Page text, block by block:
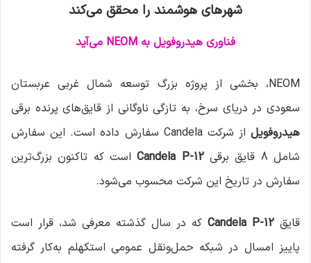
ی
م
شهرهای هوشمند را محقق می‌کند
فناوری هیدروفویل به NEOM می‌آید
NEOM، بخشی از پروژه بزرگ توسعه شمال غربی عربستان
سعودی در دریای سرخ، به تازگی ناوگانی از قایق‌های پرنده برقی
هیدروفویل
از شرکت Candela سفارش داده است. این سفارش
شامل 8 قایق برقی
Candela P-12است که تاکنون بزرگ‌ترین
سفارش در تاریخ این شرکت محسوب می‌شود.
قایق Candela P-12 که در سال گذشته معرفی شد، قرار است
پاییز امسال در شبکه حمل‌ونقل عمومی استکهلم به‌کار گرفته